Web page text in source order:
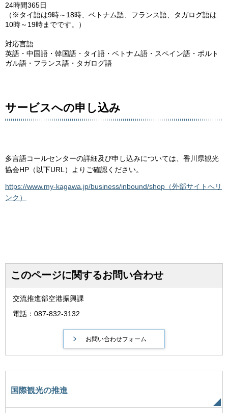
24時間365日
（※タイ語は9時～18時、ベトナム語、フランス語、タガログ語は
10時～19時までです。）
対応言語
英語・中国語・韓国語・タイ語・ベトナム語・スペイン語・ポルト
ガル語・フランス語・タガログ語
サービスへの申し込み
多言語コールセンターの詳細及び申し込みについては、香川県観光
協会HP（以下URL）よりご確認ください。
https://www.my-kagawa.jp/business/inbound/shop（外部サイトへリ
ンク）
このページに関するお問い合わせ
交流推進部空港振興課
電話：087-832-3132
国際観光の推進